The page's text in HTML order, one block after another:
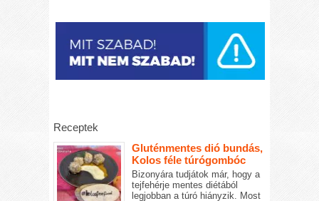
Receptek
Gluténmentes dió bundás,
Kolos féle túrógombóc
Bizonyára tudjátok már, hogy a
tejfehérje mentes diétából
legjobban a túró hiányzik. Most